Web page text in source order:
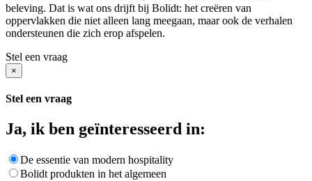
beleving. Dat is wat ons drijft bij Bolidt: het creëren van
oppervlakken die niet alleen lang meegaan, maar ook de verhalen
ondersteunen die zich erop afspelen.
Stel een vraag
×
Stel een vraag
Ja, ik ben geïnteresseerd in:
De essentie van modern hospitality
Bolidt produkten in het algemeen